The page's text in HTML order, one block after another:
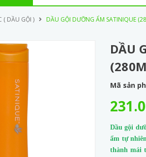
( DẦU GỘI ) DẦU GỘI DƯỠNG ẨM SATINIQUE
DẦU
Mã sản
Dầu gội
ẩm tự
thành mái